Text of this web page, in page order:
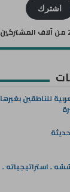
اشترك
للناطقين بغيرها
ـ استراتيجياته ـ